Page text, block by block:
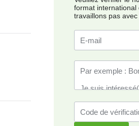
format international
travaillons pas